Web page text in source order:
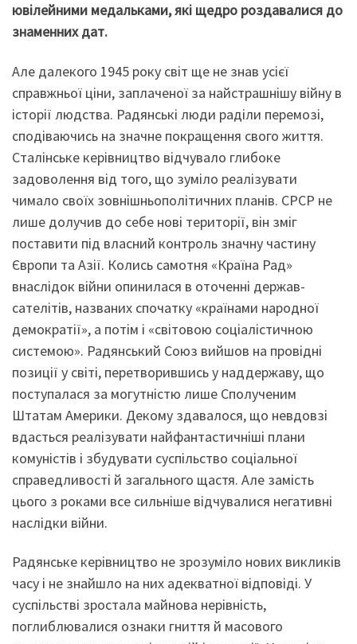
ювілейними медальками, які щедро роздавалися до
знаменних дат.
Але далекого 1945 року світ ще не знав усієї
справжньої ціни, заплаченої за найстрашнішу війну в
історії людства. Радянські люди раділи перемозі,
сподіваючись на значне покращення свого життя.
Сталінське керівництво відчувало глибоке
задоволення від того, що зуміло реалізувати
чимало своїх зовнішньополітичних планів. СРСР не
лише долучив до себе нові території, він зміг
поставити під власний контроль значну частину
Європи та Азії. Колись самотня «Країна Рад»
внаслідок війни опинилася в оточенні держав-
сателітів, названих спочатку «країнами народної
демократії», а потім і «світовою соціалістичною
системою». Радянський Союз вийшов на провідні
позиції у світі, перетворившись у наддержаву, що
поступалася за могутністю лише Сполученим
Штатам Америки. Декому здавалося, що невдовзі
вдасться реалізувати найфантастичніші плани
комуністів і збудувати суспільство соціальної
справедливості й загального щастя. Але замість
цього з роками все сильніше відчувалися негативні
наслідки війни.
Радянське керівництво не зрозуміло нових викликів
часу і не знайшло на них адекватної відповіді. У
суспільстві зростала майнова нерівність,
поглиблювалися ознаки гниття й масового